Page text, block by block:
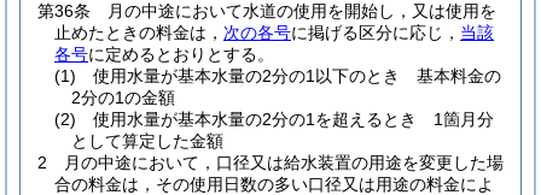
第36条
月の中途において水道の使用を開始し，又は使用を
止めたときの料金は， 次の各号に掲げる区分に応じ， 当該
各号に定めるとおりとする。
(1)
使用水量が基本水量の2分の1以下のとき 基本料金の
2分の1の金額
(2)
使用水量が基本水量の2分の1を超えるとき 1箇月分
として算定した金額
2
月の中途において，口径又は給水装置の用途を変更した場
合の料金は，その使用日数の多い口径又は用途の料金によ